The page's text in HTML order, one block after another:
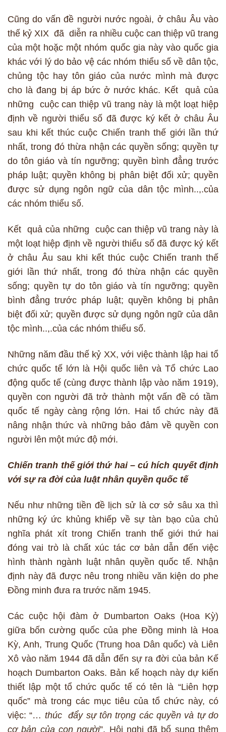
Cũng do vấn đề người nước ngoài, ở châu Âu vào
thế kỷ XIX đã diễn ra nhiều cuộc can thiệp vũ trang
của một hoặc một nhóm quốc gia này vào quốc gia
khác với lý do bảo vệ các nhóm thiểu số về dân tộc,
chủng tộc hay tôn giáo của nước mình mà được
cho là đang bị áp bức ở nước khác. Kết quả của
những cuộc can thiệp vũ trang này là một loạt hiệp
định về người thiểu số đã được ký kết ở châu Âu
sau khi kết thúc cuộc Chiến tranh thế giới lần thứ
nhất, trong đó thừa nhận các quyền sống; quyền tự
do tôn giáo và tín ngưỡng; quyền bình đẳng trước
pháp luật; quyền không bị phân biệt đối xử; quyền
được sử dụng ngôn ngữ của dân tộc mình..,.của
các nhóm thiểu số.
Kết quả của những cuộc can thiệp vũ trang này là
một loạt hiệp định về người thiểu số đã được ký kết
ở châu Âu sau khi kết thúc cuộc Chiến tranh thế
giới lần thứ nhất, trong đó thừa nhận các quyền
sống; quyền tự do tôn giáo và tín ngưỡng; quyền
bình đẳng trước pháp luật; quyền không bị phân
biệt đối xử; quyền được sử dụng ngôn ngữ của dân
tộc mình..,.của các nhóm thiểu số.
Những năm đầu thế kỷ XX, với việc thành lập hai tổ
chức quốc tế lớn là Hội quốc liên và Tổ chức Lao
động quốc tế (cùng được thành lập vào năm 1919),
quyền con người đã trở thành một vấn đề có tầm
quốc tế ngày càng rộng lớn. Hai tổ chức này đã
nâng nhận thức và những bảo đảm về quyền con
người lên một mức độ mới.
Chiến tranh thế giới thứ hai – cú hích quyết định
với sự ra đời của luật nhân quyền quốc tế
Nếu như những tiền đề lịch sử là cơ sở sâu xa thì
những ký ức khủng khiếp về sự tàn bạo của chủ
nghĩa phát xít trong Chiến tranh thế giới thứ hai
đóng vai trò là chất xúc tác cơ bản dẫn đến việc
hình thành ngành luật nhân quyền quốc tế. Nhận
định này đã được nêu trong nhiều văn kiện do phe
Đồng minh đưa ra trước năm 1945.
Các cuộc hội đàm ở Dumbarton Oaks (Hoa Kỳ)
giữa bốn cường quốc của phe Đồng minh là Hoa
Kỳ, Anh, Trung Quốc (Trung hoa Dân quốc) và Liên
Xô vào năm 1944 đã dẫn đến sự ra đời của bản Kế
hoạch Dumbarton Oaks. Bản kế hoạch này dự kiến
thiết lập một tổ chức quốc tế có tên là “Liên hợp
quốc” mà trong các mục tiêu của tổ chức này, có
việc: “… thúc đẩysự tôn trọng các quyền và tự do
cơ bản của con người”. Hội nghị đã bổ sung thêm